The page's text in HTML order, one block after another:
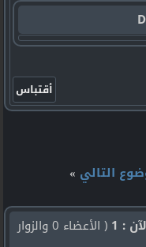
التالي »
: 1
( الأعضاء 0 والزوار